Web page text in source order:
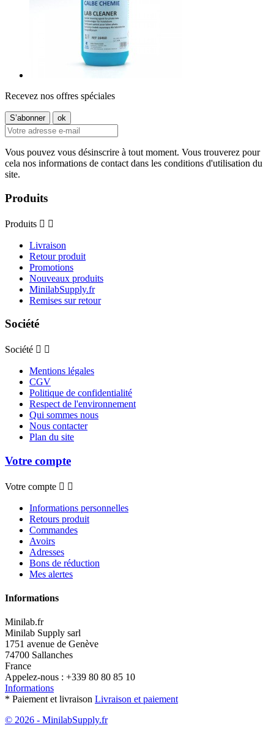
Recevez nos offres spéciales
Vous pouvez vous désinscrire à tout moment. Vous trouverez pour
cela nos informations de contact dans les conditions d'utilisation du
site.
Produits
Produits  
Livraison
Retour produit
Promotions
Nouveaux produits
MinilabSupply.fr
Remises sur retour
Société
Société  
Mentions légales
CGV
Politique de confidentialité
Respect de l'environnement
Qui sommes nous
Nous contacter
Plan du site
Votre compte
Votre compte  
Informations personnelles
Retours produit
Commandes
Avoirs
Adresses
Bons de réduction
Mes alertes
Informations
Minilab.fr
Minilab Supply sarl
1751 avenue de Genève
74700 Sallanches
France
Appelez-nous : +339 80 80 85 10
Informations
* Paiement et livraison Livraison et paiement
© 2026 - MinilabSupply.fr